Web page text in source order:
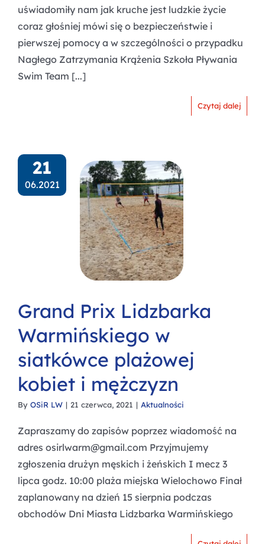
uświadomiły nam jak kruche jest ludzkie życie
coraz głośniej mówi się o bezpieczeństwie i
pierwszej pomocy a w szczególności o przypadku
Nagłego Zatrzymania Krążenia Szkoła Pływania
Swim Team [...]
Czytaj dalej
21
06.2021
Grand Prix Lidzbarka
Warmińskiego w
siatkówce plażowej
kobiet i mężczyzn
By OSiR LW | 21 czerwca, 2021 | Aktualności
Zapraszamy do zapisów poprzez wiadomość na
adres osirlwarm@gmail.com Przyjmujemy
zgłoszenia drużyn męskich i żeńskich I mecz 3
lipca godz. 10:00 plaża miejska Wielochowo Finał
zaplanowany na dzień 15 sierpnia podczas
obchodów Dni Miasta Lidzbarka Warmińskiego